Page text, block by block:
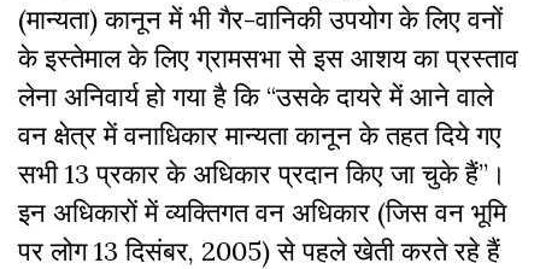
(मान्यता) कानून में भी गैर-वानिकी उपयोग के लिए वनों
के इस्तेमाल के लिए ग्रामसभा से इस आशय का प्रस्ताव
लेना अनिवार्य हो गया है कि “उसके दायरे में आने वाले
वन क्षेत्र में वनाधिकार मान्यता कानून के तहत दिये गए
सभी 13 प्रकार के अधिकार प्रदान किए जा चुके हैं”।
इन अधिकारों में व्यक्तिगत वन अधिकार (जिस वन भूमि
पर लोग 13 दिसंबर, 2005) से पहले खेती करते रहे हैं